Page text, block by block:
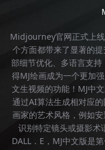
Midjourney官网正式上
个方面都带来了显著的
部细节优化、多语言支
得MJ绘画成为一个更加
文生视频的功能！ MJ中
通过AI算法生成相对应
画家的艺术风格，例如
识别特定镜头或摄影
DALL．E， MJ中文版是